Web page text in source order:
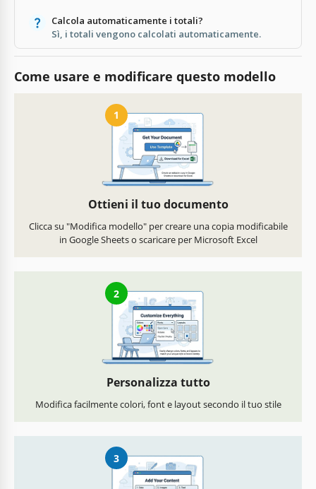
Calcola automaticamente i totali?
Sì, i totali vengono calcolati automaticamente.
Come usare e modificare questo modello
1
Ottieni il tuo documento
Clicca su "Modifica modello" per creare una copia modificabile
in Google Sheets o scaricare per Microsoft Excel
2
Personalizza tutto
Modifica facilmente colori, font e layout secondo il tuo stile
3